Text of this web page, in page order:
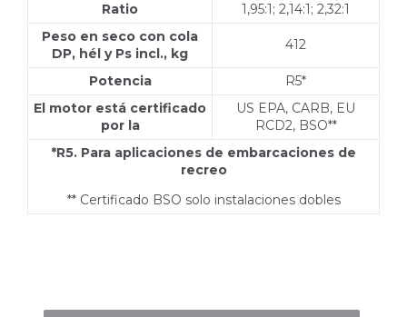
Ratio
1,95:1; 2,14:1; 2,32:1
Peso en seco con cola
DP, hél y Ps incl., kg
412
Potencia
R5*
El motor está certificado
por la
US EPA, CARB, EU
RCD2, BSO**
*R5. Para aplicaciones de embarcaciones de
recreo
** Certificado BSO solo instalaciones dobles